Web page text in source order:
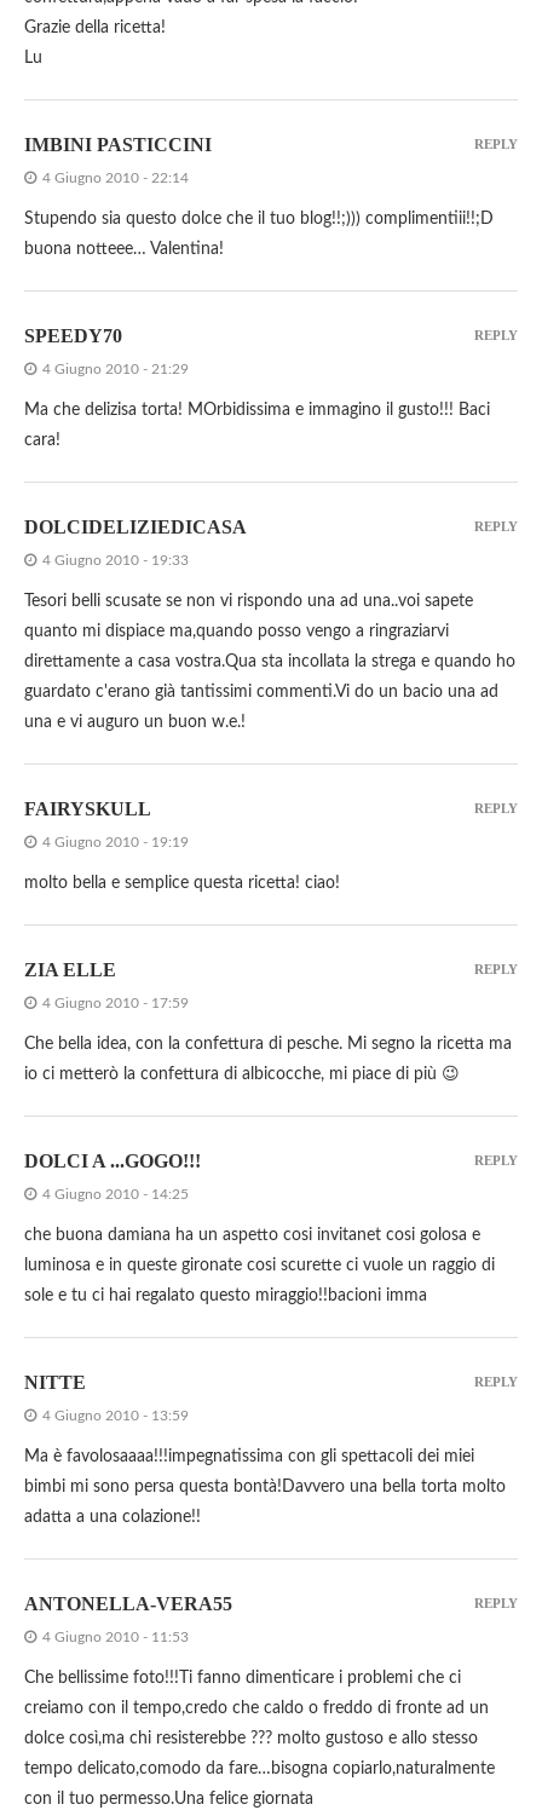
Grazie della ricetta!
Lu
IMBINI PASTICCINI
4 Giugno 2010 - 22:14
Stupendo sia questo dolce che il tuo blog!!;))) complimentiii!!;D
buona notteee… Valentina!
REPLY
SPEEDY70
4 Giugno 2010 - 21:29
Ma che delizisa torta! MOrbidissima e immagino il gusto!!! Baci
cara!
REPLY
DOLCIDELIZIEDICASA
4 Giugno 2010 - 19:33
Tesori belli scusate se non vi rispondo una ad una..voi sapete
quanto mi dispiace ma,quando posso vengo a ringraziarvi
direttamente a casa vostra.Qua sta incollata la strega e quando ho
guardato c'erano già tantissimi commenti.Vi do un bacio una ad
una e vi auguro un buon w.e.!
REPLY
FAIRYSKULL
4 Giugno 2010 - 19:19
molto bella e semplice questa ricetta! ciao!
REPLY
ZIA ELLE
4 Giugno 2010 - 17:59
Che bella idea, con la confettura di pesche. Mi segno la ricetta ma
io ci metterò la confettura di albicocche, mi piace di più 😉
REPLY
DOLCI A ...GOGO!!!
4 Giugno 2010 - 14:25
che buona damiana ha un aspetto cosi invitanet cosi golosa e
luminosa e in queste gironate cosi scurette ci vuole un raggio di
sole e tu ci hai regalato questo miraggio!!bacioni imma
REPLY
NITTE
4 Giugno 2010 - 13:59
Ma è favolosaaaa!!!impegnatissima con gli spettacoli dei miei
bimbi mi sono persa questa bontà!Davvero una bella torta molto
adatta a una colazione!!
REPLY
ANTONELLA-VERA55
4 Giugno 2010 - 11:53
Che bellissime foto!!!Ti fanno dimenticare i problemi che ci
creiamo con il tempo,credo che caldo o freddo di fronte ad un
dolce così,ma chi resisterebbe ??? molto gustoso e allo stesso
tempo delicato,comodo da fare…bisogna copiarlo,naturalmente
con il tuo permesso.Una felice giornata
REPLY